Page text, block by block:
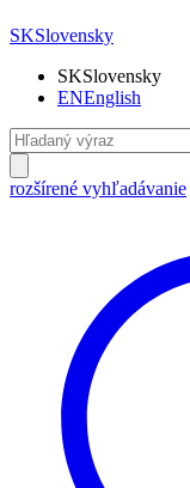
SKSlovensky
SKSlovensky
ENEnglish
rozšírené vyhľadávanie